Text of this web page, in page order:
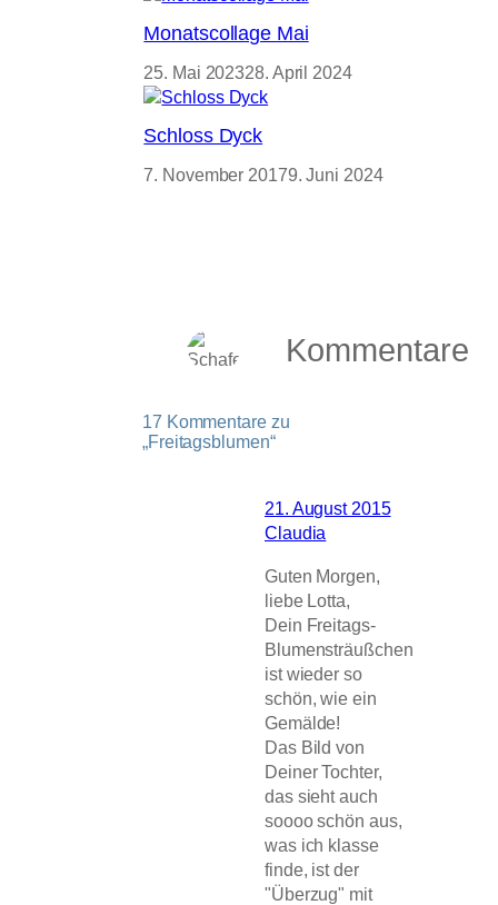
Monatscollage Mai
25. Mai 202328. April 2024
Schloss Dyck
7. November 20179. Juni 2024
Kommentare
17 Kommentare zu
„Freitagsblumen“
21. August 2015
Claudia
Guten Morgen,
liebe Lotta,
Dein Freitags-
Blumensträußchen
ist wieder so
schön, wie ein
Gemälde!
Das Bild von
Deiner Tochter,
das sieht auch
soooo schön aus,
was ich klasse
finde, ist der
"Überzug" mit